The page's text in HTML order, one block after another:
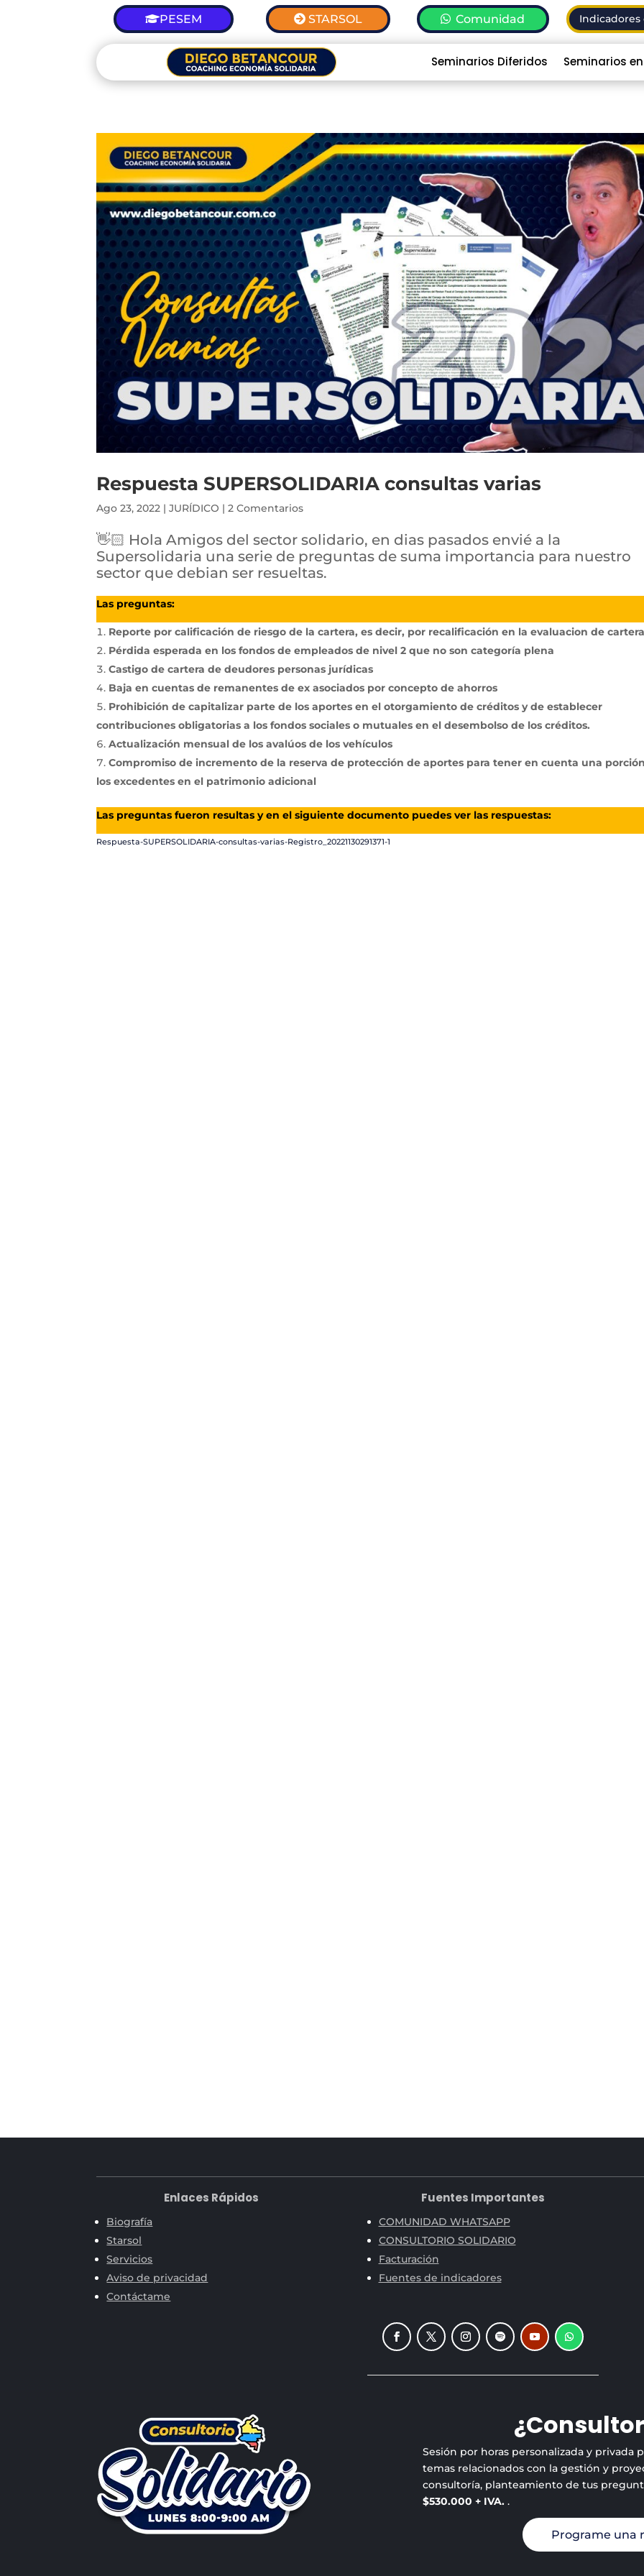
PESEM STARSOL Comunidad Indicadores
Seminarios Diferidos Seminarios
Respuesta SUPERSOLIDARIA consultas varias
Ago 23, 2022 |JURÍDICO |2 Comentarios
👋🏻 Hola Amigos del sector solidario, en dias pasados envié a la
Supersolidaria una serie de preguntas de suma importancia para nuestro
sector que debian ser resueltas.
Las preguntas:
Reporte por calificación de riesgo de la cartera, es decir, por recalificación en la evaluacion de
Pérdida esperada en los fondos de empleados de nivel 2 que no son categoría plena
Castigo de cartera de deudores personas jurídicas
Baja en cuentas de remanentes de ex asociados por concepto de ahorros
Prohibición de capitalizar parte de los aportes en el otorgamiento de créditos y de establecer
contribuciones obligatorias a los fondos sociales o mutuales en el desembolso de los créditos.
Actualización mensual de los avalúos de los vehículos
Compromiso de incremento de la reserva de protección de aportes para tener en cuenta una
los excedentes en el patrimonio adicional
Las preguntas fueron resultas y en el siguiente documento puedes ver las respuestas:
Respuesta-SUPERSOLIDARIA-consultas-varias-Registro_20221130291371-1
Enlaces Rápidos
Biografía
Starsol
Servicios
Aviso de privacidad
Contáctame
Fuentes Importantes
COMUNIDAD WHATSAPP
CONSULTORIO SOLIDARIO
Facturación
Fuentes de indicadores
Sesión por horas personalizada y privada
temas relacionados con la gestión y
consultoría, planteamiento de tus
$530.000 + IVA. .
Programe una